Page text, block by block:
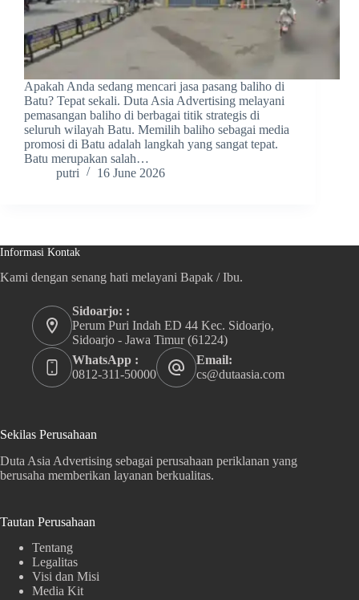
Apakah Anda sedang mencari jasa pasang baliho di
Batu? Tepat sekali. Duta Asia Advertising melayani
pemasangan baliho di berbagai titik strategis di
seluruh wilayah Batu. Memilih baliho sebagai media
promosi di Batu adalah langkah yang sangat tepat.
Batu merupakan salah…
putri
16 June 2026
Informasi Kontak
Kami dengan senang hati melayani Bapak / Ibu.
Sidoarjo: :
Perum Puri Indah ED 44 Kec. Sidoarjo,
Sidoarjo - Jawa Timur (61224)
WhatsApp :
0812-311-50000
Email:
cs@dutaasia.com
Sekilas Perusahaan
Duta Asia Advertising sebagai perusahaan periklanan yang
berusaha memberikan layanan berkualitas.
Tautan Perusahaan
Tentang
Legalitas
Visi dan Misi
Media Kit